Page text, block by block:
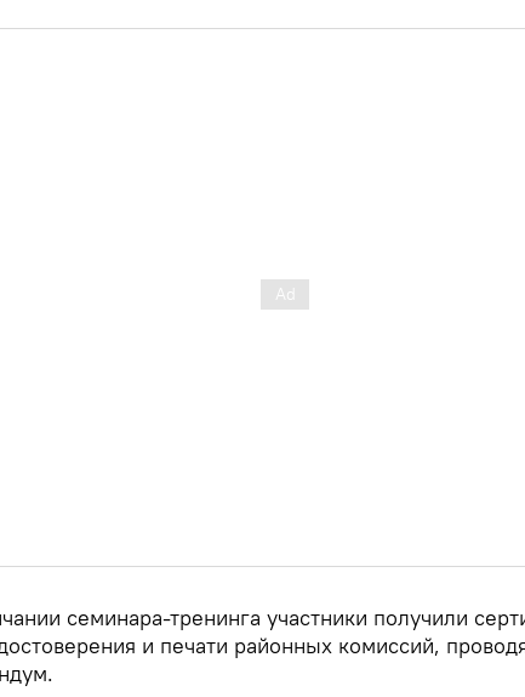
семинара-тренинга участники получили
и печати районных комиссий,